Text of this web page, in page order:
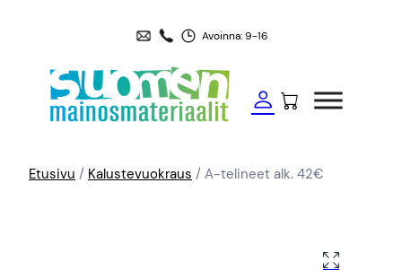
Avoinna: 9-16
Etusivu / Kalustevuokraus / A-telineet alk. 42€